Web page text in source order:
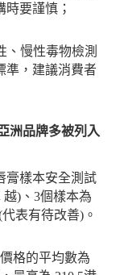
要謹慎；
、慢性毒物檢測
準，建議消費者
洲品牌多被列入
膏樣本安全測試
越) 、 3個樣本為
代表有待改善) 。
格的平均數為